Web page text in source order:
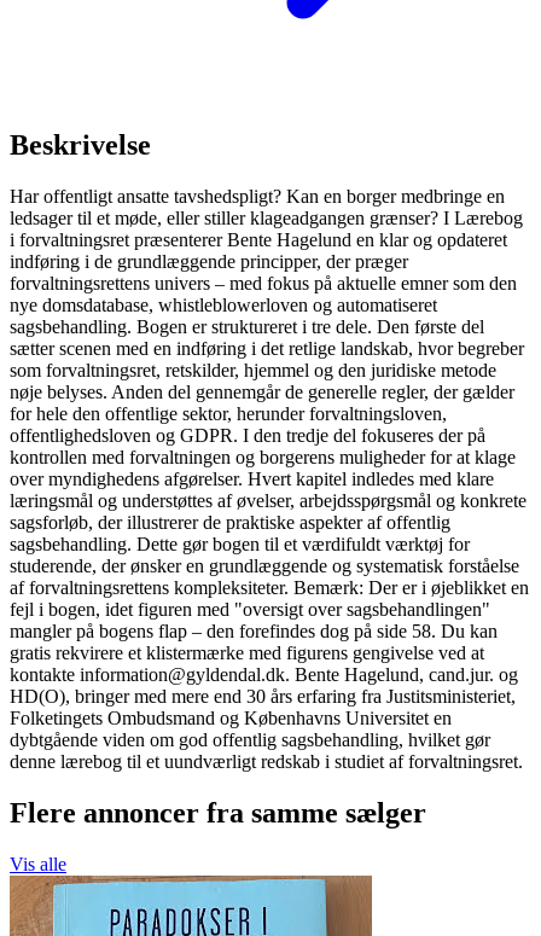
Beskrivelse
Har offentligt ansatte tavshedspligt? Kan en borger medbringe en
ledsager til et møde, eller stiller klageadgangen grænser? I Lærebog
i forvaltningsret præsenterer Bente Hagelund en klar og opdateret
indføring i de grundlæggende principper, der præger
forvaltningsrettens univers – med fokus på aktuelle emner som den
nye domsdatabase, whistleblowerloven og automatiseret
sagsbehandling. Bogen er struktureret i tre dele. Den første del
sætter scenen med en indføring i det retlige landskab, hvor begreber
som forvaltningsret, retskilder, hjemmel og den juridiske metode
nøje belyses. Anden del gennemgår de generelle regler, der gælder
for hele den offentlige sektor, herunder forvaltningsloven,
offentlighedsloven og GDPR. I den tredje del fokuseres der på
kontrollen med forvaltningen og borgerens muligheder for at klage
over myndighedens afgørelser. Hvert kapitel indledes med klare
læringsmål og understøttes af øvelser, arbejdsspørgsmål og konkrete
sagsforløb, der illustrerer de praktiske aspekter af offentlig
sagsbehandling. Dette gør bogen til et værdifuldt værktøj for
studerende, der ønsker en grundlæggende og systematisk forståelse
af forvaltningsrettens kompleksiteter. Bemærk: Der er i øjeblikket en
fejl i bogen, idet figuren med "oversigt over sagsbehandlingen"
mangler på bogens flap – den forefindes dog på side 58. Du kan
gratis rekvirere et klistermærke med figurens gengivelse ved at
kontakte information@gyldendal.dk. Bente Hagelund, cand.jur. og
HD(O), bringer med mere end 30 års erfaring fra Justitsministeriet,
Folketingets Ombudsmand og Københavns Universitet en
dybtgående viden om god offentlig sagsbehandling, hvilket gør
denne lærebog til et uundværligt redskab i studiet af forvaltningsret.
Flere annoncer fra samme sælger
Vis alle